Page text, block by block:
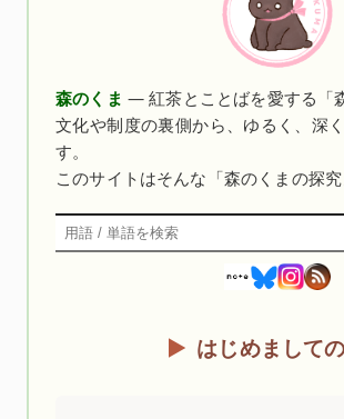
森のくま — 紅茶とことばを愛する「
文化や制度の裏側から、ゆるく、深
す。
このサイトはそんな「森のくまの探究
検索
はじめまして